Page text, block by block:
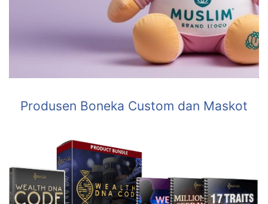
Produsen Boneka Custom dan Maskot